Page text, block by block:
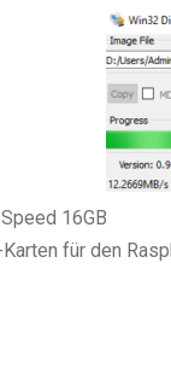
16GB
für den